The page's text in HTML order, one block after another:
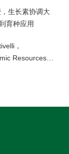
，生长素协调大
育种应用
，
Resources：